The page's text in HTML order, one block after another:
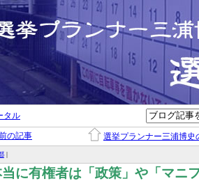
タル
の記事 選挙プランナー三浦博史
|
に有権者は「政策」や「マニ